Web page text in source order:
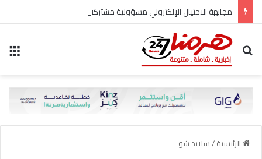
مجابهة الاحتيال الإلكتروني مسؤولية مشتركة
بحث عن
الرئيسية/سلايد شو